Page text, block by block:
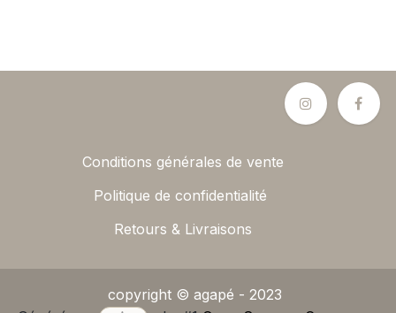
Conditions générales de vente
Politique de confidentialité
Retours & Livraisons
copyright © agapé - 2023